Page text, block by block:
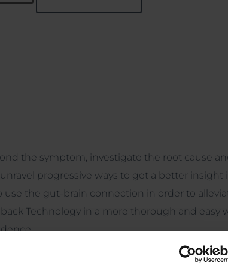
the symptom, investigate the root cause
progressive ways to get a better insight
the gut-brain connection in order to
Technology in a more thorough and easy